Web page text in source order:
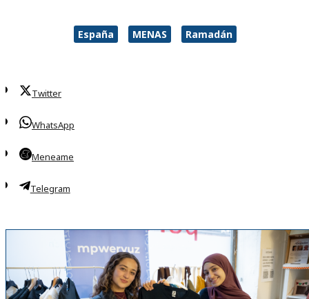
España MENAS Ramadán
Twitter
WhatsApp
Meneame
Telegram